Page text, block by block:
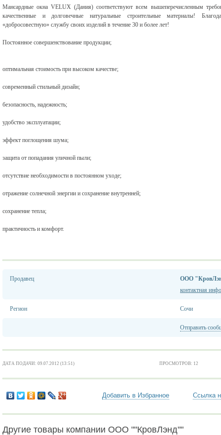
Мансардные окна VELUX (Дания) соответствуют всем вышеперечисленным
качественные и долговечные натуральные строительные материалы!
«добросовестную» службу своих изделий в течение 30 и более лет!
Постоянное совершенствование продукции;
оптимальная стоимость при высоком качестве;
современный стильный дизайн;
безопасность, надежность;
удобство эксплуатации;
эффект поглощения шума;
защита от попадания уличной пыли;
отсутствие необходимости в постоянном уходе;
отражение солнечной энергии и сохранение внутренней;
сохранение тепла;
практичность и комфорт.
Продавец
ООО
контактная
Регион Сочи
Отправить
ДАТА ПОДАЧИ: 09.07.2012 (13:51) ПРОСМОТРОВ: 12
Добавить в Избранное Ссылка
Другие товары компании ООО ""КровЛэнд""